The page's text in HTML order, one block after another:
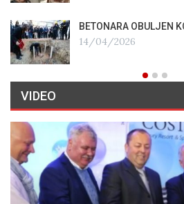
BETONARA OBULJEN
14/04/2026
VIDEO